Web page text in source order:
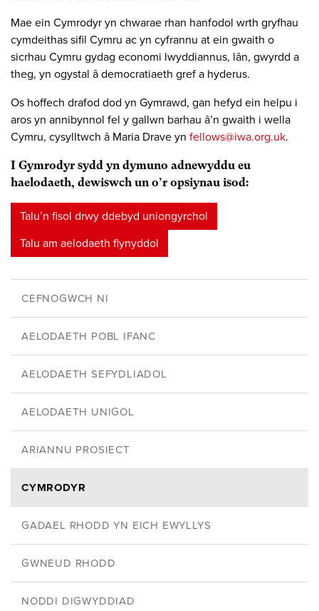
Mae ein Cymrodyr yn chwarae rhan hanfodol wrth gryfhau
cymdeithas sifil Cymru ac yn cyfrannu at ein gwaith o
sicrhau Cymru gydag economi lwyddiannus, lân, gwyrdd a
theg, yn ogystal â democratiaeth gref a hyderus.
Os hoffech drafod dod yn Gymrawd, gan hefyd ein helpu i
aros yn annibynnol fel y gallwn barhau â’n gwaith i wella
Cymru, cysylltwch â Maria Drave yn fellows@iwa.org.uk.
I Gymrodyr sydd yn dymuno adnewyddu eu
haelodaeth, dewiswch un o’r opsiynau isod:
Talu’n fisol drwy ddebyd uniongyrchol
Talu am aelodaeth flynyddol
CEFNOGWCH NI
AELODAETH POBL IFANC
AELODAETH SEFYDLIADOL
AELODAETH UNIGOL
ARIANNU PROSIECT
CYMRODYR
GADAEL RHODD YN EICH EWYLLYS
GWNEUD RHODD
NODDI DIGWYDDIAD